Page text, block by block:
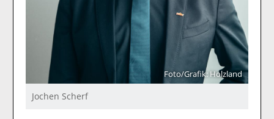
Foto/Grafik: Holzland
Jochen Scherf